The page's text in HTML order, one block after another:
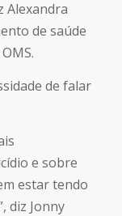
Alexandra
de saúde
de falar
e sobre
estar tendo
diz Jonny